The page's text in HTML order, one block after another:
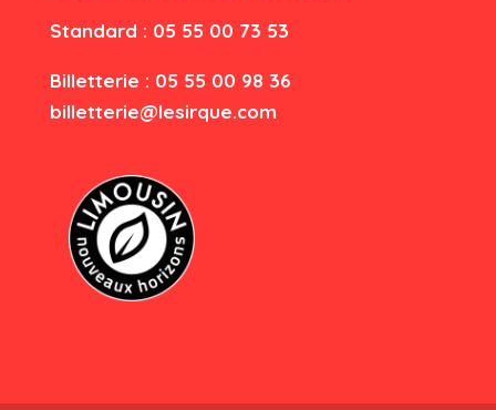
Standard : 05 55 00 73 53
Billetterie : 05 55 00 98 36
billetterie@lesirque.com